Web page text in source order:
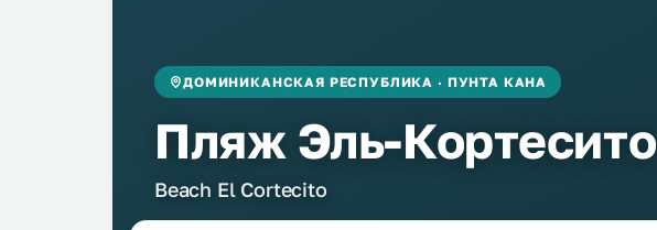
ДОМИНИКАНСКАЯ РЕСПУБЛИКА · ПУНТА КАНА
Пляж Эль-Кортесито
Beach El Cortecito